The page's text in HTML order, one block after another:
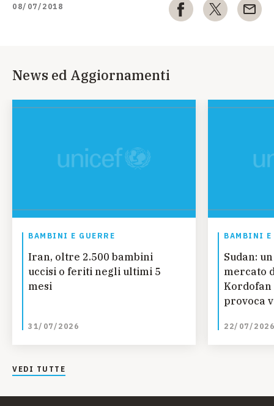
08/07/2018
News ed Aggiornamenti
BAMBINI E GUERRE
Iran, oltre 2.500 bambini
uccisi o feriti negli ultimi 5
mesi
31/07/2026
BAMBINI E
Sudan:
mercato
provoca
22/07/2026
VEDI TUTTE